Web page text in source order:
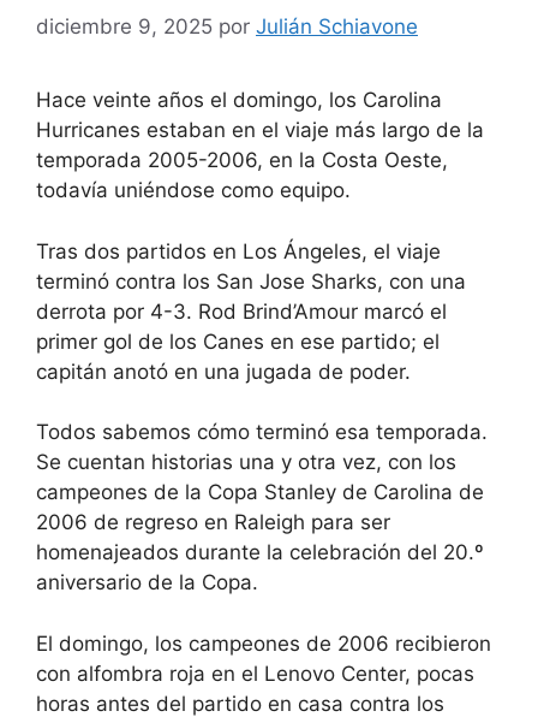
diciembre 9, 2025 por Julián Schiavone
Hace veinte años el domingo, los Carolina
Hurricanes estaban en el viaje más largo de la
temporada 2005-2006, en la Costa Oeste,
todavía uniéndose como equipo.
Tras dos partidos en Los Ángeles, el viaje
terminó contra los San Jose Sharks, con una
derrota por 4-3. Rod Brind’Amour marcó el
primer gol de los Canes en ese partido; el
capitán anotó en una jugada de poder.
Todos sabemos cómo terminó esa temporada.
Se cuentan historias una y otra vez, con los
campeones de la Copa Stanley de Carolina de
2006 de regreso en Raleigh para ser
homenajeados durante la celebración del 20.º
aniversario de la Copa.
El domingo, los campeones de 2006 recibieron
con alfombra roja en el Lenovo Center, pocas
horas antes del partido en casa contra los